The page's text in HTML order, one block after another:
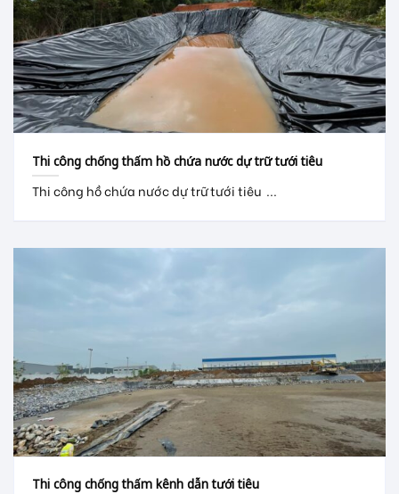
Thi công chống thấm hồ chứa nước dự trữ tưới tiêu
Thi công hồ chứa nước dự trữ tưới tiêu ...
Thi công chống thấm kênh dẫn tưới tiêu